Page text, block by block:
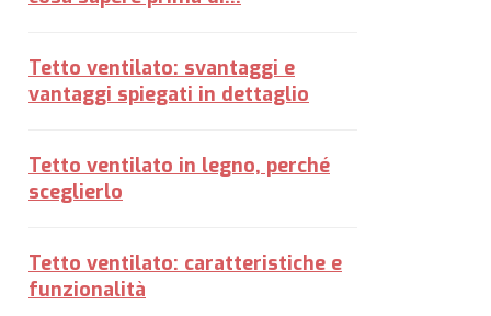
Tetto ventilato: svantaggi e
vantaggi spiegati in dettaglio
Tetto ventilato in legno, perché
sceglierlo
Tetto ventilato: caratteristiche e
funzionalità